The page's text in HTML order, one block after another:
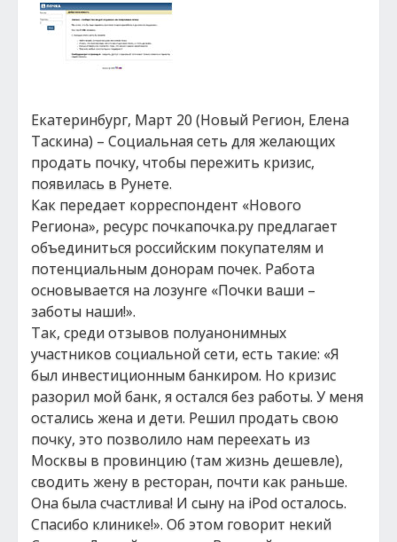
Екатеринбург, Март 20 (Новый Регион, Елена
Таскина) – Социальная сеть для желающих
продать почку, чтобы пережить кризис,
появилась в Рунете.
Как передает корреспондент «Нового
Региона», ресурс почкапочка.ру предлагает
объединиться российским покупателям и
потенциальным донорам почек. Работа
основывается на лозунге «Почки ваши –
заботы наши!».
Так, среди отзывов полуанонимных
участников социальной сети, есть такие: «Я
был инвестиционным банкиром. Но кризис
разорил мой банк, я остался без работы. У меня
остались жена и дети. Решил продать свою
почку, это позволило нам переехать из
Москвы в провинцию (там жизнь дешевле),
сводить жену в ресторан, почти как раньше.
Она была счастлива! И сыну на iPod осталось.
Спасибо клинике!». Об этом говорит некий